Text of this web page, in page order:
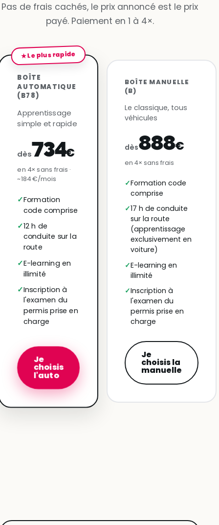
Pas de frais cachés, le prix annoncé est le prix
payé. Paiement en 1 à 4×.
★ Le plus rapide
BOÎTE
AUTOMATIQUE
(B78)
Apprentissage
simple et rapide
dès734€
en 4× sans frais ·
~184 €/mois
Formation
code comprise
12 h de
conduite sur la
route
E-learning en
illimité
Inscription à
l'examen du
permis prise en
charge
Je
choisis
l'auto
BOÎTE MANUELLE
(B)
Le classique, tous
véhicules
dès888€
en 4× sans frais
Formation code
comprise
17 h de conduite
sur la route
(apprentissage
exclusivement en
voiture)
E-learning en
illimité
Inscription à
l'examen du
permis prise en
charge
Je
choisis la
manuelle